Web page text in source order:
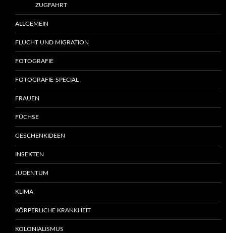
ZUGFAHRT
ALLGEMEIN
FLUCHT UND MIGRATION
FOTOGRAFIE
FOTOGRAFIE-SPECIAL
FRAUEN
FÜCHSE
GESCHENKIDEEN
INSEKTEN
JUDENTUM
KLIMA
KÖRPERLICHE KRANKHEIT
KOLONIALISMUS